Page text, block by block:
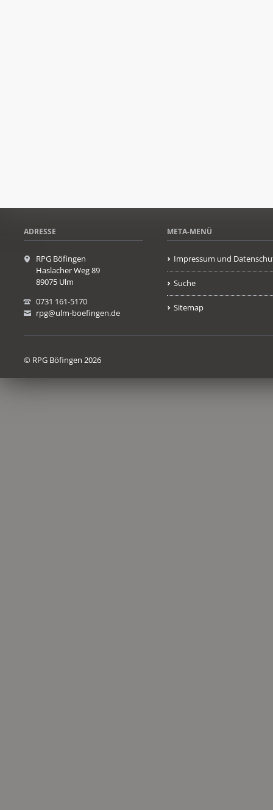
ADRESSE
RPG Böfingen
Haslacher Weg 89
89075 Ulm
0731 161-5170
rpg@ulm-boefingen.de
META-MENÜ
Impressum und
Suche
Sitemap
© RPG Böfingen 2026